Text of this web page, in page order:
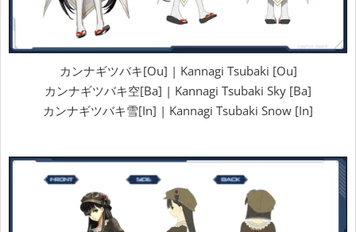
カンナギツバキ[Ou] | Kannagi Tsubaki [Ou]
カンナギツバキ空[Ba] | Kannagi Tsubaki Sky [Ba]
カンナギツバキ雪[In] | Kannagi Tsubaki Snow [In]